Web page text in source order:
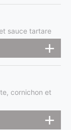
sauce tartare
cornichon et